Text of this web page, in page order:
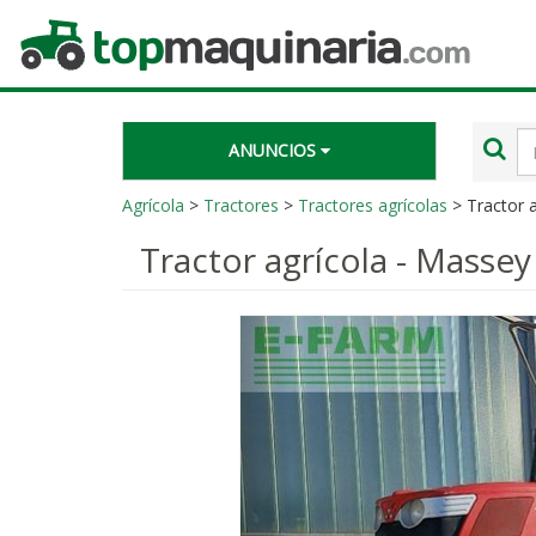
Topmaquinaria.com
ANUNCIOS
Agrícola > Tractores > Tractores agrícolas > Tractor
Tractor agrícola -